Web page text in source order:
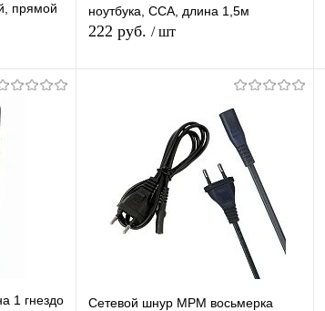
прямой
сравнению
наличии
ноутбука, CCA, длина 1,5м
222 руб. / шт
Купить в 1 клик К сравнению
В избранное В наличии
1 гнездо
Сетевой шнур МРМ восьмерка